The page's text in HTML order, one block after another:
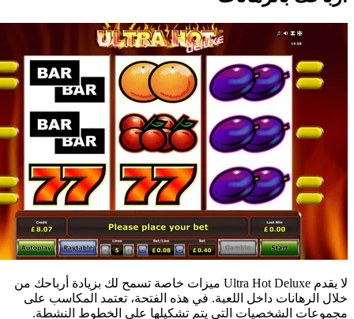
لا يقدم Ultra Hot Deluxe ميزات خاصة تسمح لك بزيادة أرباحك من
خلال الرهانات داخل اللعبة. في هذه الفتحة، تعتمد المكاسب على
مجموعات الشخصيات التي يتم تشكيلها على الخطوط النشطة.